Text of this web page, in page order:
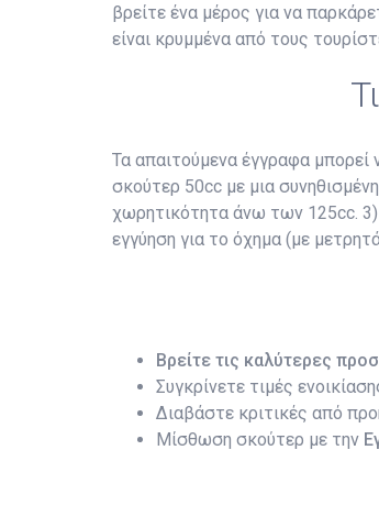
βρείτε ένα μέρος για να
είναι κρυμμένα από τους
Τα απαιτούμενα έγγραφα μπορεί
σκούτερ 50cc με μια
χωρητικότητα άνω των 125cc. 3)
εγγύηση για το όχημα (με
Βρείτε τις καλύτερες
Συγκρίνετε τιμές
Διαβάστε κριτικές από
Μίσθωση σκούτερ με την